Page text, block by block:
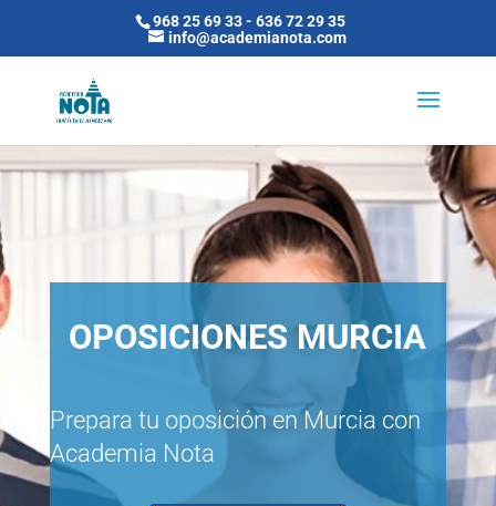
968 25 69 33-636 72 29 35
info@academianota.com
OPOSICIONES MURCIA
Prepara tu oposición en Murcia con
Academia Nota